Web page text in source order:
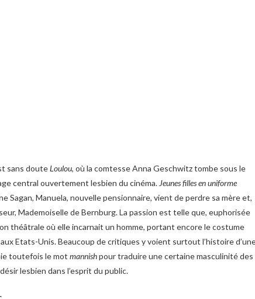
sans douteLoulou, où la comtesse Anna Geschwitz tombe sous le
central ouvertement lesbien du cinéma. Jeunes filles en uniforme
Sagan, Manuela, nouvelle pensionnaire, vient de perdre sa mère et,
Mademoiselle de Bernburg. La passion est telle que, euphorisée
théâtrale où elle incarnait un homme, portant encore le costume
Etats-Unis. Beaucoup de critiques y voient surtout l’histoire
toutefois le mot mannishpour traduire une certaine masculinité des
lesbien dans l’esprit du public.